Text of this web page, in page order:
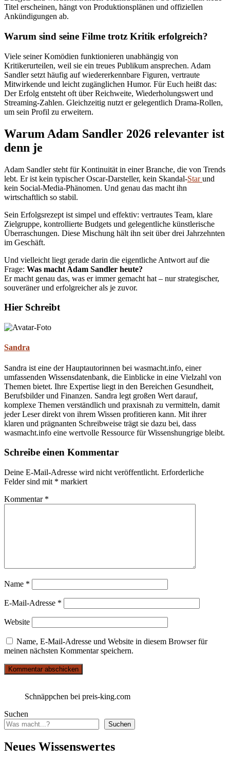
Titel erscheinen, hängt von Produktionsplänen und offiziellen
Ankündigungen ab.
Warum sind seine Filme trotz Kritik erfolgreich?
Viele seiner Komödien funktionieren unabhängig von
Kritikerurteilen, weil sie ein treues Publikum ansprechen. Adam
Sandler setzt häufig auf wiedererkennbare Figuren, vertraute
Mitwirkende und leicht zugänglichen Humor. Für Euch heißt das:
Der Erfolg entsteht oft über Reichweite, Wiederholungswert und
Streaming-Zahlen. Gleichzeitig nutzt er gelegentlich Drama-Rollen,
um sein Profil zu erweitern.
Warum Adam Sandler 2026 relevanter ist
denn je
Adam Sandler steht für Kontinuität in einer Branche, die von Trends
lebt. Er ist kein typischer Oscar-Darsteller, kein Skandal-Starund
kein Social-Media-Phänomen. Und genau das macht ihn
wirtschaftlich so stabil.
Sein Erfolgsrezept ist simpel und effektiv: vertrautes Team, klare
Zielgruppe, kontrollierte Budgets und gelegentliche künstlerische
Überraschungen. Diese Mischung hält ihn seit über drei Jahrzehnten
im Geschäft.
Und vielleicht liegt gerade darin die eigentliche Antwort auf die
Frage: Was macht Adam Sandler heute?
Er macht genau das, was er immer gemacht hat – nur strategischer,
souveräner und erfolgreicher als je zuvor.
Hier Schreibt
Sandra
Sandra ist eine der Hauptautorinnen bei wasmacht.info, einer
umfassenden Wissensdatenbank, die Einblicke in eine Vielzahl von
Themen bietet. Ihre Expertise liegt in den Bereichen Gesundheit,
Berufsbilder und Finanzen. Sandra legt großen Wert darauf,
komplexe Themen verständlich und praxisnah zu vermitteln, damit
jeder Leser direkt von ihrem Wissen profitieren kann. Mit ihrer
klaren und prägnanten Schreibweise trägt sie dazu bei, dass
wasmacht.info eine wertvolle Ressource für Wissenshungrige bleibt.
Schreibe einen Kommentar
Deine E-Mail-Adresse wird nicht veröffentlicht. Erforderliche
Felder sind mit * markiert
Kommentar *
Name *
E-Mail-Adresse *
Website
Name, E-Mail-Adresse und Website in diesem Browser für
meinen nächsten Kommentar speichern.
Schnäppchen bei preis-king.com
Suchen
Suchen
Neues Wissenswertes